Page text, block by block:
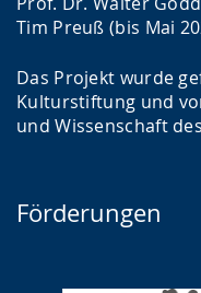
Tim Preuß (bis Mai
Das Projekt wurde
Kulturstiftung und
und Wissenschaft
Förderungen